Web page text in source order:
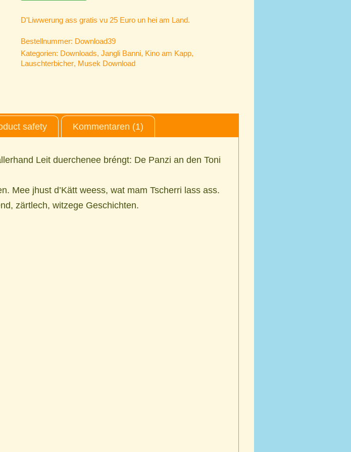
D'Liwwerung ass gratis vu 25 Euro un hei am Land.
Bestellnummer: Download39
Kategorien: Downloads, Jangli Banni, Kino am Kapp,
Lauschterbicher, Musek Download
safety Kommentaren (1)
Leit duerchenee bréngt: De Panzi an den Toni
Mee jhust d’Kätt weess, wat mam Tscherri lass ass.
zärtlech, witzege Geschichten.